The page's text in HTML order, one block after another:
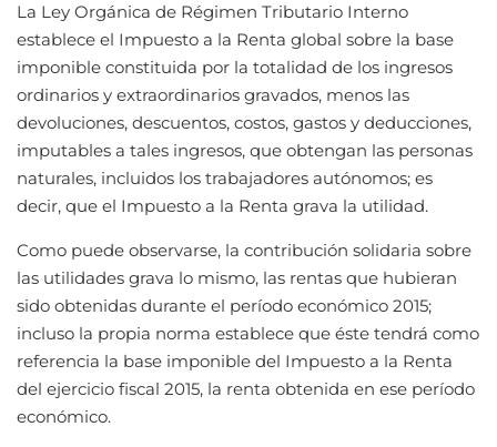
La Ley Orgánica de Régimen Tributario Interno
establece el Impuesto a la Renta global sobre la base
imponible constituida por la totalidad de los ingresos
ordinarios y extraordinarios gravados, menos las
devoluciones, descuentos, costos, gastos y deducciones,
imputables a tales ingresos, que obtengan las personas
naturales, incluidos los trabajadores autónomos; es
decir, que el Impuesto a la Renta grava la utilidad.
Como puede observarse, la contribución solidaria sobre
las utilidades grava lo mismo, las rentas que hubieran
sido obtenidas durante el período económico 2015;
incluso la propia norma establece que éste tendrá como
referencia la base imponible del Impuesto a la Renta
del ejercicio fiscal 2015, la renta obtenida en ese período
económico.